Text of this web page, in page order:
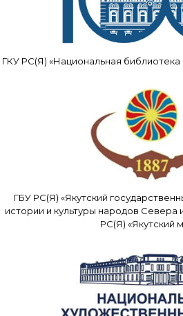
ГКУ РС(Я) «Национальная библиотека
ГБУ РС(Я) «Якутский
истории и культуры народов Севера
РС(Я) «Якутский